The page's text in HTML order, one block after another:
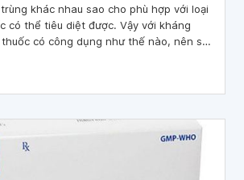
khác nhau sao cho phù hợp với loại
có thể tiêu diệt được. Vậy với kháng
có công dụng như thế nào, nên sử